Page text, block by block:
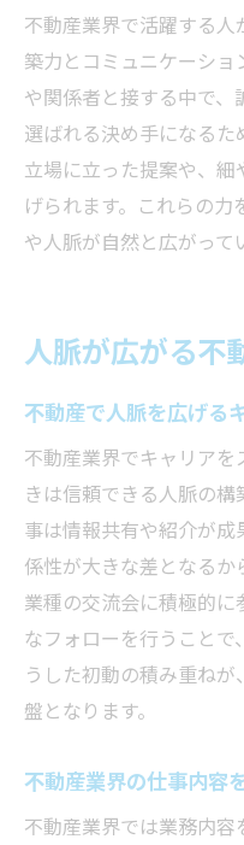
不動産業界で活躍する
築力とコミュニケーショ
や関係者と接する中で、
選ばれる決め手になるた
立場に立った提案や、細
げられます。これらの力
や人脈が自然と広がって
人脈が広がる不
不動産で人脈を広げる
不動産業界でキャリアを
きは信頼できる人脈の
事は情報共有や紹介が成
係性が大きな差となるか
業種の交流会に積極的
なフォローを行うことで
うした初動の積み重ね
盤となります。
不動産業界の仕事内容
不動産業界では業務内